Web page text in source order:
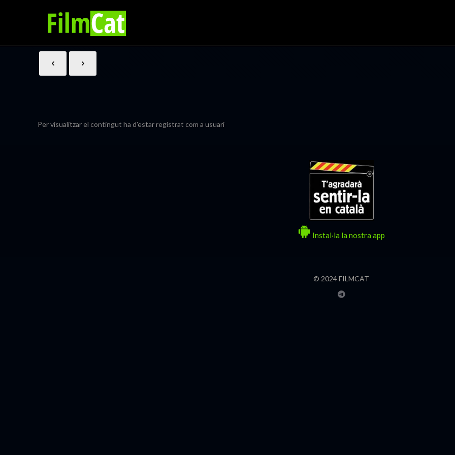
Per visualitzar el contingut ha d'estar registrat com a usuari
Instal·la la nostra app
© 2024 FILMCAT